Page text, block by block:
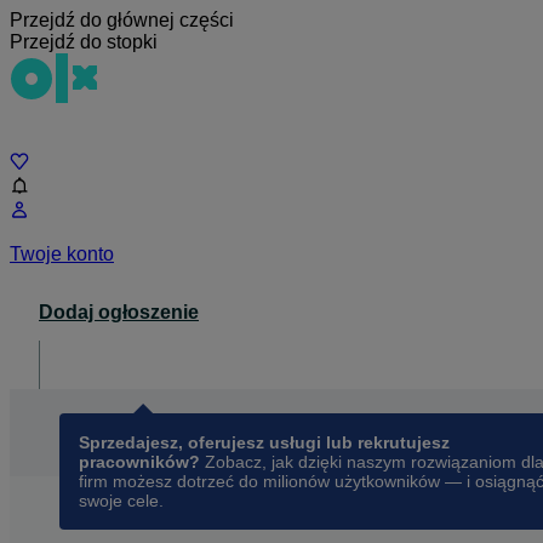
Przejdź do głównej części
Przejdź do stopki
Twoje konto
Dodaj ogłoszenie
Sprzedajesz, oferujesz usługi lub rekrutujesz
pracowników? Zobacz, jak dzięki naszym rozwiązaniom dla
firm możesz dotrzeć do milionów użytkowników — i osiągnąć
swoje cele.